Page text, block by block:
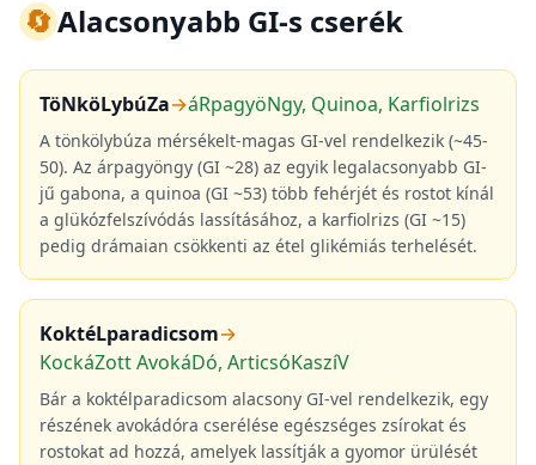
🔄Alacsonyabb GI-s cserék
TöNköLybúZa→áRpagyöNgy, Quinoa, Karfiolrizs
A tönkölybúza mérsékelt-magas GI-vel rendelkezik (~45-
50). Az árpagyöngy (GI ~28) az egyik legalacsonyabb GI-
jű gabona, a quinoa (GI ~53) több fehérjét és rostot kínál
a glükózfelszívódás lassításához, a karfiolrizs (GI ~15)
pedig drámaian csökkenti az étel glikémiás terhelését.
KoktéLparadicsom→
KockáZott AvokáDó, ArticsóKaszíV
Bár a koktélparadicsom alacsony GI-vel rendelkezik, egy
részének avokádóra cserélése egészséges zsírokat és
rostokat ad hozzá, amelyek lassítják a gyomor ürülését